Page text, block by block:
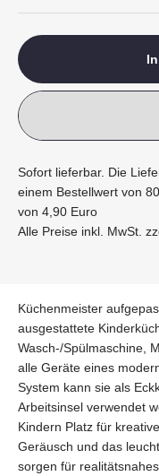
Sofort lieferbar. Die
einem Bestellwert von
von 4,90 Euro
Alle Preise inkl. MwSt.
Küchenmeister
ausgestattete
Wasch-/Spülmaschine,
alle Geräte eines
System kann sie als
Arbeitsinsel verwendet
Kindern Platz für
Geräusch und das
sorgen für